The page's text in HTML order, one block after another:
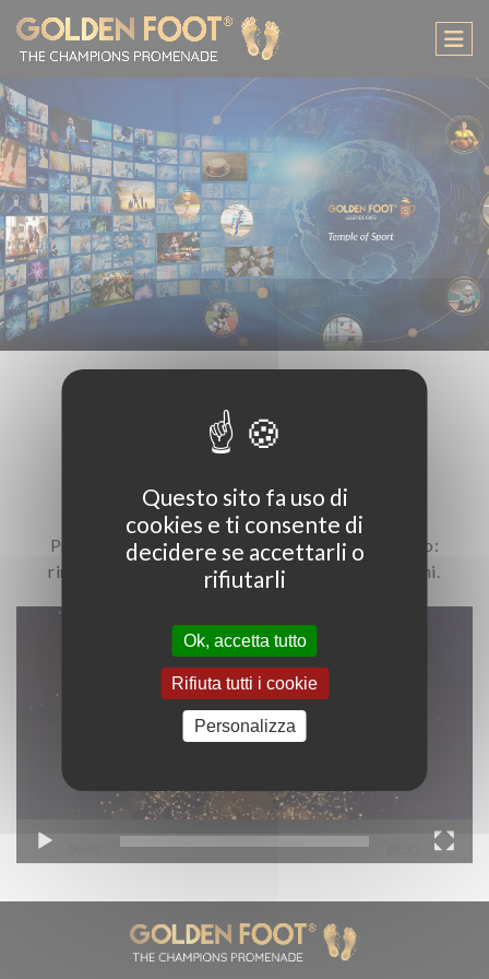
GOLDEN FOOT
LEGENDS CAFÉ
Presto presenteremo il nostro ultimo progetto:
rimanete sintonizzati per ulteriori informazioni.
Video
Questo sito fa uso di
cookies e ti consente di
decidere se accettarli o
rifiutarli
Ok, accetta tutto
Rifiuta tutti i cookie
Personalizza